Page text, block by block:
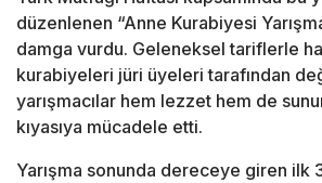
düzenlenen “Anne Kurabiyesi
damga vurdu. Geleneksel tariflerle
kurabiyeleri jüri üyeleri tarafından
yarışmacılar hem lezzet hem de
kıyasıya mücadele etti.
Yarışma sonunda dereceye giren ilk 3